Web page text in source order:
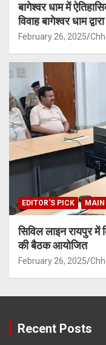
बागेश्वर धाम में
विवाह बागेश्वर धाम
February 26, 2025
EDITOR'S PICK MAIN
सिविल लाइन रायपुर में
की बैठक आयोजित
February 26, 2025
Recent Posts